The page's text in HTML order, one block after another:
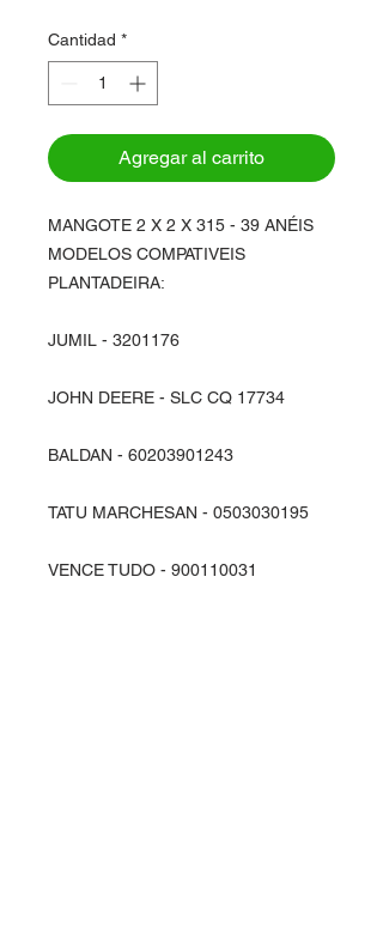
Cantidad *
Agregar al carrito
MANGOTE 2 X 2 X 315 - 39 ANÉIS
MODELOS COMPATIVEIS
PLANTADEIRA:
JUMIL - 3201176
JOHN DEERE - SLC CQ 17734
BALDAN - 60203901243
TATU MARCHESAN - 0503030195
VENCE TUDO - 900110031